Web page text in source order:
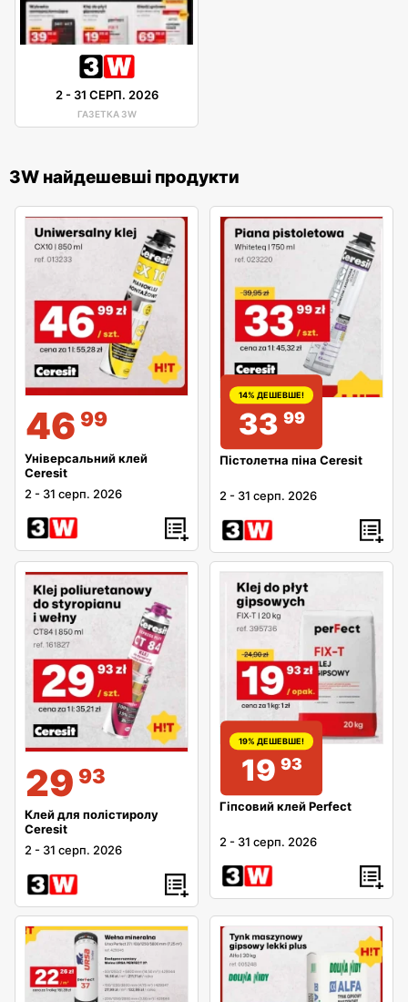
2- 31 СЕРП. 2026
ГАЗЕТКА 3W
3W найдешевші продукти
46 99
Універсальний клей
Ceresit
2 - 31 серп. 2026
14% ДЕШЕВШЕ!
33 99
Пістолетна піна Ceresit
2 - 31 серп. 2026
29 93
Клей для полістиролу
Ceresit
2 - 31 серп. 2026
19% ДЕШЕВШЕ!
19 93
Гіпсовий клей Perfect
2 - 31 серп. 2026